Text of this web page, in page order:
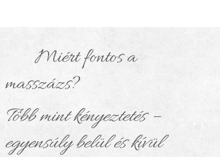
🌸 Miért fontos a
masszázs?
Több mint kényeztetés –
egyensúly belül és kívül